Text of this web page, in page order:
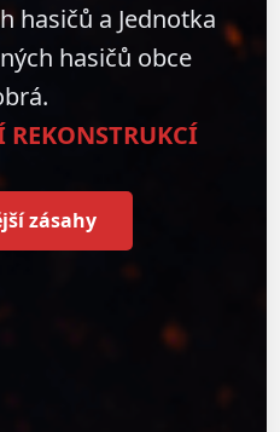
hasičů a Jednotka
hasičů obce
REKONSTRUKCÍ
zásahy